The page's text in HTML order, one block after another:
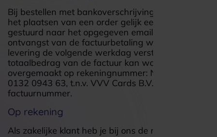
Bij bestellen met bankoverschrijving wordt er na
het plaatsen van een order gelijk een factuur
gestuurd naar het opgegeven emailadres. Na
ontvangst van de factuurbetaling wordt de
levering de volgende werkdag verstuurd. Het
totaalbedrag van de factuur kan worden
overgemaakt op rekeningnummer: NL27 RABO
0132 0943 63, t.n.v. VVV Cards B.V. en o.v.v. je
factuurnummer.
Op rekening
Als zakelijke klant heb je bij ons de mogelijkheid